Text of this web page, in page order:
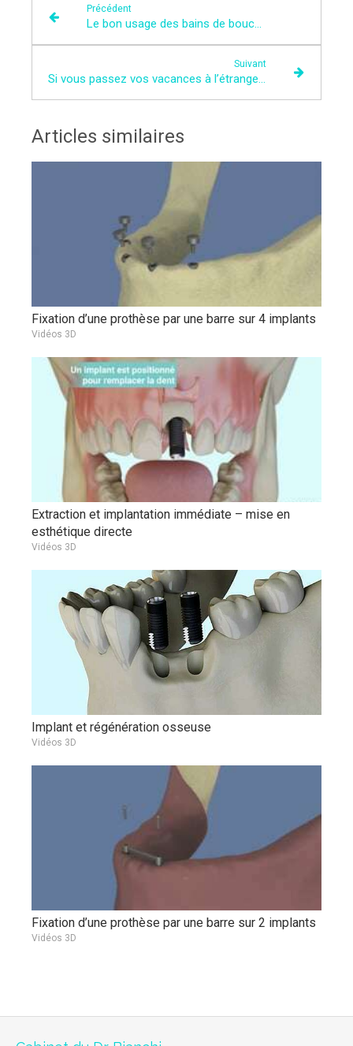
Précédent
Le bon usage des bains de bouche
Suivant
Si vous passez vos vacances à l’étranger...
Articles similaires
Fixation d’une prothèse par une barre sur 4 implants
Vidéos 3D
Extraction et implantation immédiate – mise en
esthétique directe
Vidéos 3D
Implant et régénération osseuse
Vidéos 3D
Fixation d’une prothèse par une barre sur 2 implants
Vidéos 3D